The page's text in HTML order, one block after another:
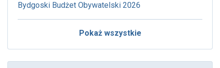
Bydgoski Budżet Obywatelski 2026
Pokaż wszystkie